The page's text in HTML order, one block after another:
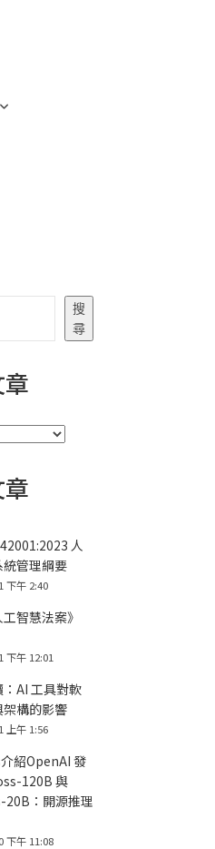
搜
尋
人
管理綱要
下午 2:40
智慧法案》
下午 12:01
AI 工具對軟
構的影響
上午 1:56
紹OpenAI 發
120B 與
：開源推理
下午 11:08